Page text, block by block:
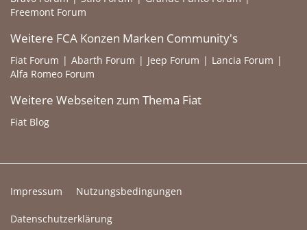
Freemont Forum
Weitere FCA Konzen Marken Community's
Fiat Forum Abarth Forum Jeep Forum
Lancia Forum
Alfa Romeo Forum
Weitere Webseiten zum Thema Fiat
Fiat Blog
Impressum Nutzungsbedingungen
Datenschutzerklärung